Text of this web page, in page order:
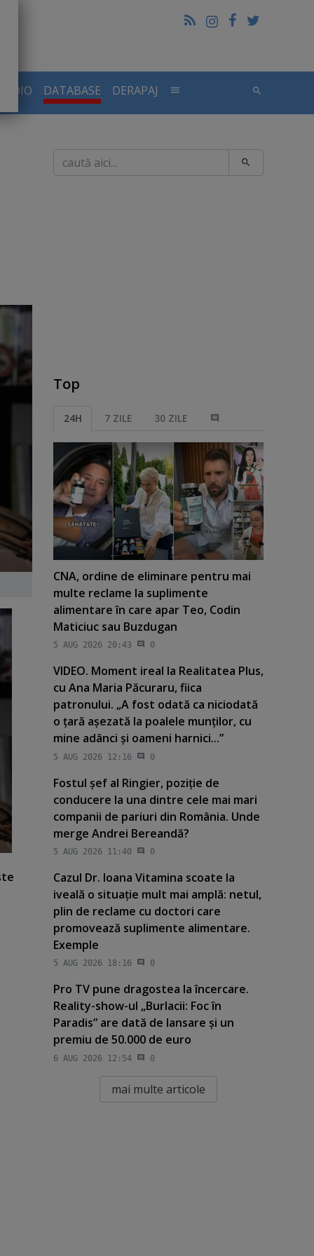
DATABASE DERAPAJ
Caută
Top
24H 7 ZILE 30 ZILE
CNA, ordine de eliminare pentru mai
multe reclame la suplimente
alimentare în care apar Teo, Codin
Maticiuc sau Buzdugan
5 AUG 2026 20:43 0
VIDEO. Moment ireal la Realitatea Plus,
cu Ana Maria Păcuraru, fiica
patronului. „A fost odată ca niciodată
o ţară aşezată la poalele munţilor, cu
mine adânci şi oameni harnici...”
5 AUG 2026 12:16 0
Fostul şef al Ringier, poziţie de
conducere la una dintre cele mai mari
companii de pariuri din România. Unde
merge Andrei Bereandă?
5 AUG 2026 11:40 0
Cazul Dr. Ioana Vitamina scoate la
iveală o situaţie mult mai amplă: netul,
plin de reclame cu doctori care
promovează suplimente alimentare.
Exemple
5 AUG 2026 18:16 0
Pro TV pune dragostea la încercare.
Reality-show-ul „Burlacii: Foc în
Paradis” are dată de lansare şi un
premiu de 50.000 de euro
6 AUG 2026 12:54 0
mai multe articole